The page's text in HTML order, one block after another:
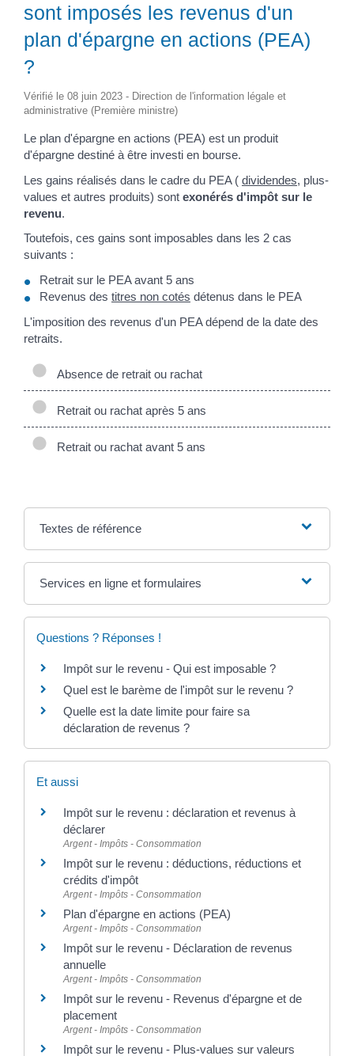
sont imposés les revenus d'un
plan d'épargne en actions (PEA)
?
Vérifié le 08 juin 2023 - Direction de l'information légale et
administrative (Première ministre)
Le plan d'épargne en actions (PEA) est un produit
d'épargne destiné à être investi en bourse.
Les gains réalisés dans le cadre du PEA ( dividendes, plus-
values et autres produits) sont exonérés d'impôt sur le
revenu.
Toutefois, ces gains sont imposables dans les 2 cas
suivants :
Retrait sur le PEA avant 5 ans
Revenus des titres non cotés détenus dans le PEA
L'imposition des revenus d'un PEA dépend de la date des
retraits.
Absence de retrait ou rachat
Retrait ou rachat après 5 ans
Retrait ou rachat avant 5 ans
Textes de référence
Services en ligne et formulaires
Questions ? Réponses !
Impôt sur le revenu - Qui est imposable ?
Quel est le barème de l'impôt sur le revenu ?
Quelle est la date limite pour faire sa
déclaration de revenus ?
Et aussi
Impôt sur le revenu : déclaration et revenus à
déclarer
Argent - Impôts - Consommation
Impôt sur le revenu : déductions, réductions et
crédits d'impôt
Argent - Impôts - Consommation
Plan d'épargne en actions (PEA)
Argent - Impôts - Consommation
Impôt sur le revenu - Déclaration de revenus
annuelle
Argent - Impôts - Consommation
Impôt sur le revenu - Revenus d'épargne et de
placement
Argent - Impôts - Consommation
Impôt sur le revenu - Plus-values sur valeurs